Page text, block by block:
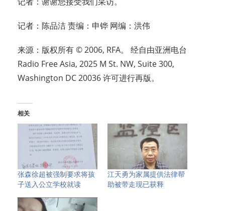
记者：陈品洁 责编：申铧 网编：洪伟
来源：版权所有 © 2006, RFA。 经自由亚洲电台
Radio Free Asia, 2025 M St. NW, Suite 300,
Washington DC 20036 许可进行再版。
相关
张森徐超被强制要求将孩
子送入公立学校就读
江天勇为家属提供法律帮
助被带走现已获释